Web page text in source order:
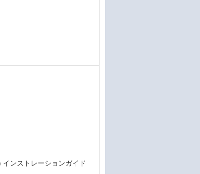
ンストレーションガイド